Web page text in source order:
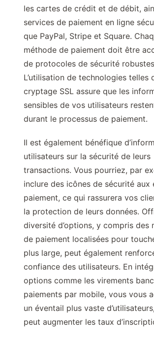
les cartes de crédit et de débit,
services de paiement en ligne
que PayPal, Stripe et Square.
méthode de paiement doit être
de protocoles de sécurité
L’utilisation de technologies telles
cryptage SSL assure que les
sensibles de vos utilisateurs
durant le processus de paiement.
Il est également bénéfique
utilisateurs sur la sécurité de leurs
transactions. Vous pourriez, par
inclure des icônes de sécurité aux
paiement, ce qui rassurera vos
la protection de leurs données.
diversité d’options, y compris des
de paiement localisées pour
plus large, peut également
confiance des utilisateurs. En
options comme les virements
paiements par mobile, vous vous
un éventail plus vaste
peut augmenter les taux